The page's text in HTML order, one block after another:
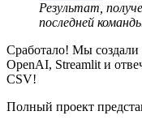
Результат,
последней
Сработало! Мы создали
OpenAI, Streamlit и
CSV!
Полный проект